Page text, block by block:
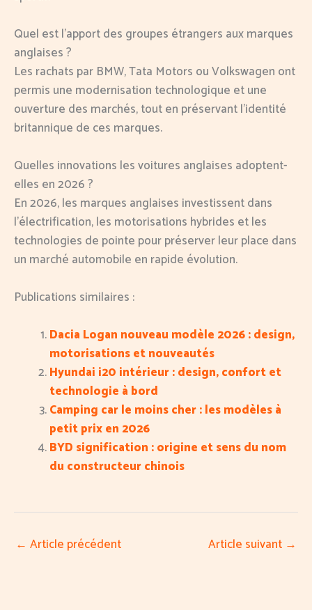
Quel est l’apport des groupes étrangers aux marques
anglaises ?
Les rachats par BMW, Tata Motors ou Volkswagen ont
permis une modernisation technologique et une
ouverture des marchés, tout en préservant l’identité
britannique de ces marques.
Quelles innovations les voitures anglaises adoptent-
elles en 2026 ?
En 2026, les marques anglaises investissent dans
l’électrification, les motorisations hybrides et les
technologies de pointe pour préserver leur place dans
un marché automobile en rapide évolution.
Publications similaires :
Dacia Logan nouveau modèle 2026 : design,
motorisations et nouveautés
Hyundai i20 intérieur : design, confort et
technologie à bord
Camping car le moins cher : les modèles à
petit prix en 2026
BYD signification : origine et sens du nom
du constructeur chinois
← Article précédent Article suivant →